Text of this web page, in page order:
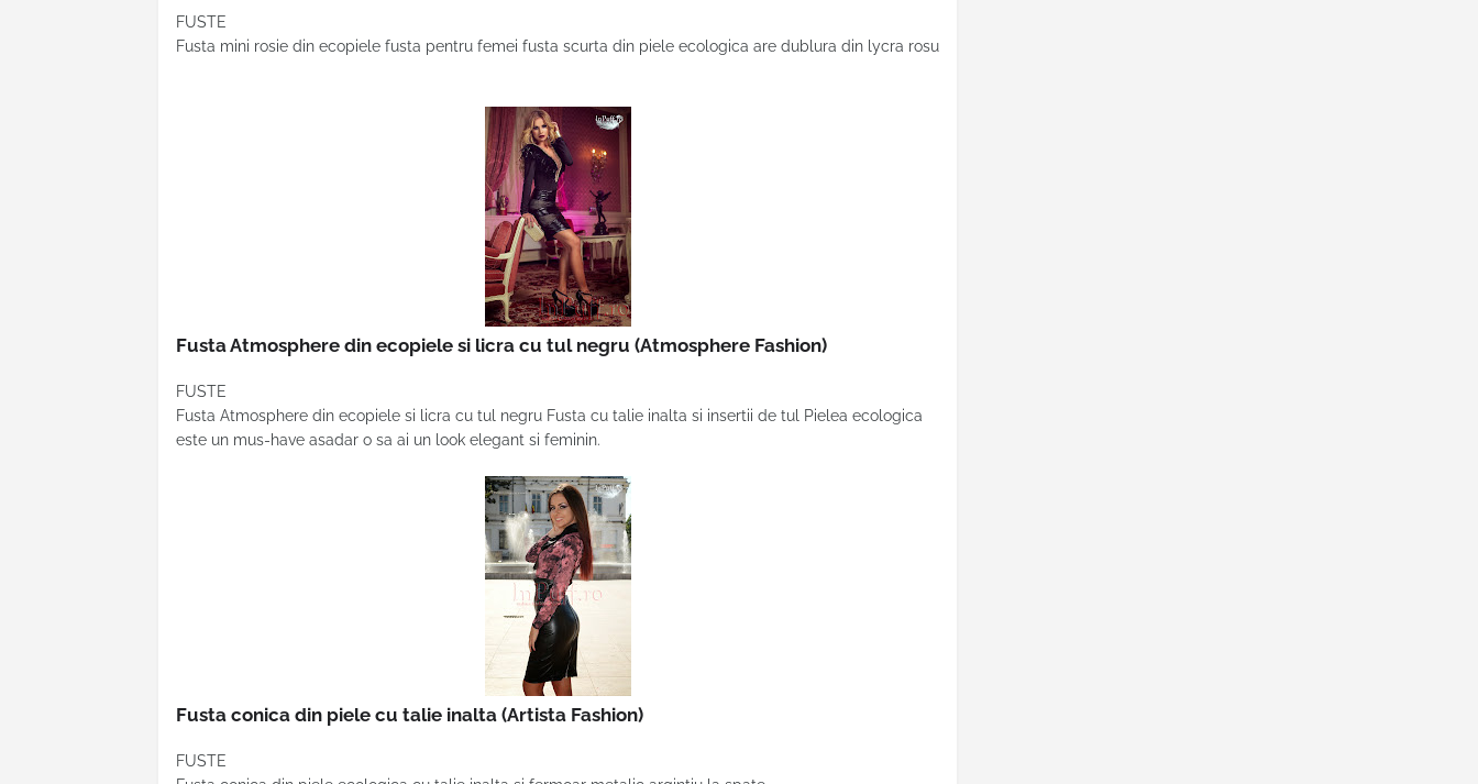
FUSTE
Fusta mini rosie din ecopiele fusta pentru femei fusta scurta din piele ecologica are dublura din lycra rosu
Fusta Atmosphere din ecopiele si licra cu tul negru (Atmosphere Fashion)
FUSTE
Fusta Atmosphere din ecopiele si licra cu tul negru Fusta cu talie inalta si insertii de tul Pielea ecologica
este un mus-have asadar o sa ai un look elegant si feminin.
Fusta conica din piele cu talie inalta (Artista Fashion)
FUSTE